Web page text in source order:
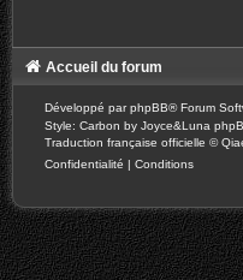
Accueil du forum
Développé parphpBB® Forum
Style: Carbon by Joyce&Luna
Traduction française officielle ©
Confidentialité | Conditions